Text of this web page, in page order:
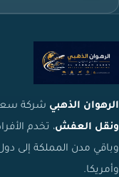
الرهوان الذهبي شركة
ونقل العفش، تخدم
وباقي مدن المملكة إلى
وأمريكا.